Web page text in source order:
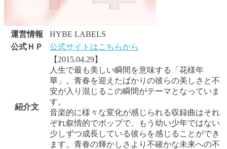
運営情報
HYBE LABELS
公式ＨＰ
公式サイトはこちらから
紹介文
【2015.04.29】
人生で最も美しい瞬間を意味する「花様年
華」。青春を迎えたばかりの彼らの美しさと不
安が入り混じるこの瞬間がテーマとなっていま
す。
音楽的に様々な変化が感じられる収録曲はそれ
ぞれ叙情的でポップで、もう幼い少年ではない
少しずつ成長している彼らを感じることができ
ます。青春の輝かしさより不確かな未来への不